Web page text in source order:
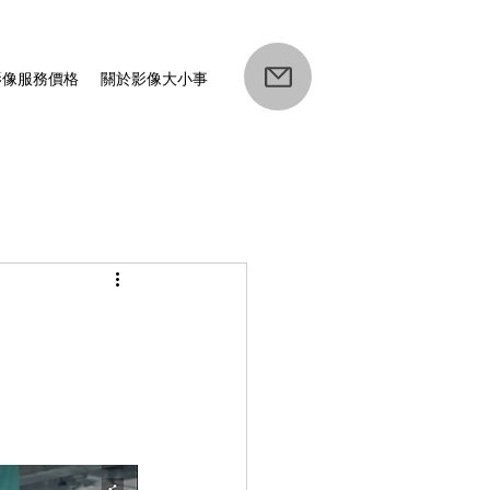
服務價格 關於影像大小事